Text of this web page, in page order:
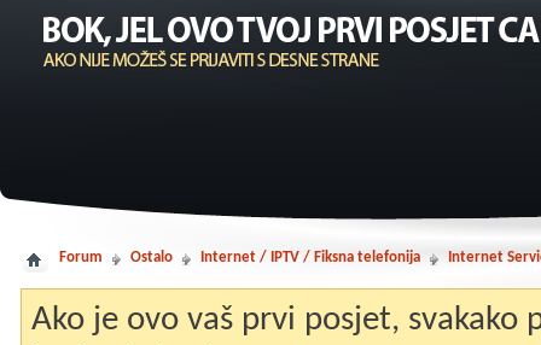
Forum Ostalo Internet / IPTV / Fiksna telefonija Internet
Ako je ovo vaš prvi posjet, svakako